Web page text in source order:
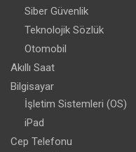
Siber Güvenlik
Teknolojik Sözlük
Otomobil
Akıllı Saat
Bilgisayar
İşletim Sistemleri (OS)
iPad
Cep Telefonu